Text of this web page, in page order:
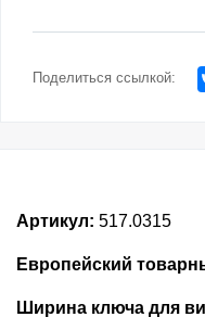
Поделиться ссылкой:
Артикул: 517.0315
Европейский
Ширина ключа для